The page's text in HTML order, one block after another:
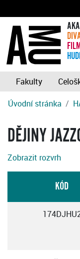
Fakulty
Úvodní stránka
DĚJINY
Zobrazit rozvrh
KÓD